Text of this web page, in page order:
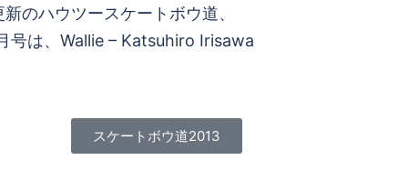
のハウツースケートボウ道、
号は、Wallie – Katsuhiro Irisawa
スケートボウ道2013